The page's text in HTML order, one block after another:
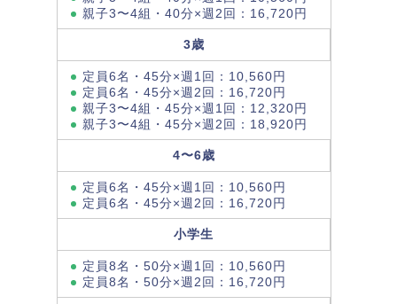
親子3〜4組・40分×週2回：16,720円
3歳
定員6名・45分×週1回：10,560円
定員6名・45分×週2回：16,720円
親子3〜4組・45分×週1回：12,320円
親子3〜4組・45分×週2回：18,920円
4〜6歳
定員6名・45分×週1回：10,560円
定員6名・45分×週2回：16,720円
小学生
定員8名・50分×週1回：10,560円
定員8名・50分×週2回：16,720円